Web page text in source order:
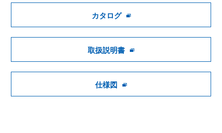
カタログ
取扱説明書
仕様図